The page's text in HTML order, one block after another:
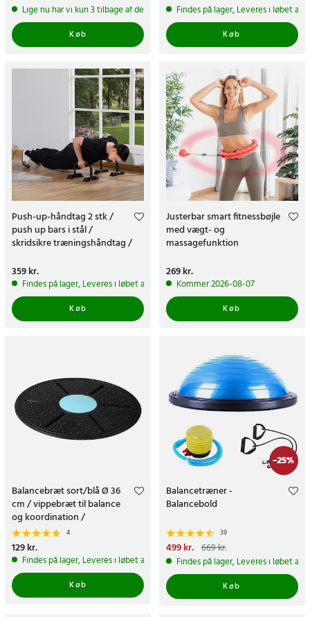
Lige nu har vi kun 3 tilbage af dette produkt
Køb
Findes på lager, Leveres i løbet af
Køb
Push-up-håndtag 2 stk /
push up bars i stål /
skridsikre træningshåndtag /
Pris:359 kr.
359 kr.
Findes på lager, Leveres i løbet af 1-2 hverdage
Køb
Justerbar smart fitnessbøjle
med vægt- og
massagefunktion
Pris:269 kr.
269 kr.
Kommer 2026-08-07
Køb
Balancebræt sort/blå Ø 36
cm / vippebræt til balance
og koordination /
træningsbræt4
Pris:129 kr.
129 kr.
Findes på lager, Leveres i løbet af 1-2 hverdage
Køb
-25%
Balancetræner -
Balancebold
39
Nuværende pris
499 kr.Tidligere pris:669 kr.
499 kr. 669 kr.
Findes på lager, Leveres i løbet af
Køb